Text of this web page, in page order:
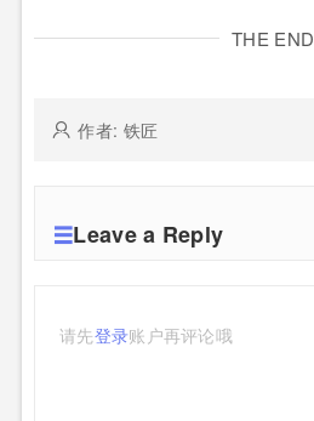
THE END
作者: 铁匠
Leave a Reply
请先登录账户再评论哦